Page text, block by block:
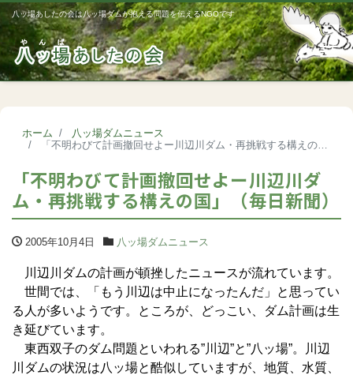
八ッ場あしたの会は八ッ場ダムが抱える問題を伝えるNGOです
ホーム
八ッ場ダムニュース
「不明わびて計画撤回せよー川辺川ダム・再挑戦する構えの国」（毎日新聞）
「不明わびて計画撤回せよー川辺川ダ
ム・再挑戦する構えの国」（毎日新聞）
2005年10月4日 八ッ場ダムニュース
川辺川ダムの計画が頓挫したニュースが流れています。
世間では、「もう川辺は中止になったんだ」と思ってい
る人が多いようです。ところが、どっこい、ダム計画は生
き延びています。
東西双子のダム問題といわれる”川辺”と”八ッ場”。川辺
川ダムの状況は八ッ場と酷似していますが、地質、水質、